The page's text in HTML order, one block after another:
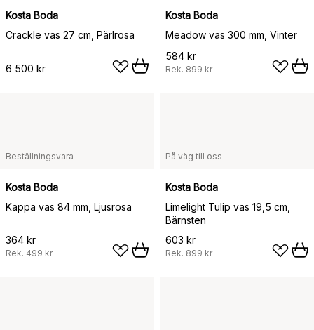
Kosta Boda
Crackle vas 27 cm, Pärlrosa
6 500 kr
Kosta Boda
Meadow vas 300 mm, Vinter
584 kr
Rek. 899 kr
Beställningsvara
Kosta Boda
Kappa vas 84 mm, Ljusrosa
364 kr
Rek. 499 kr
På väg till oss
Kosta Boda
Limelight Tulip vas 19,5 cm,
Bärnsten
603 kr
Rek. 899 kr